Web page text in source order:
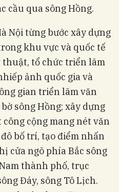
cầu qua sông Hồng.
Nội từng bước xây dựng
khu vực và quốc tế
thuật, tổ chức triển lãm
ảnh quốc gia và
gian triển lãm văn
sông Hồng; xây dựng
cộng mang nét văn
bố trí, tạo điểm nhấn
cửa ngõ phía Bắc sông
thành phố, trục
Đáy, sông Tô Lịch.